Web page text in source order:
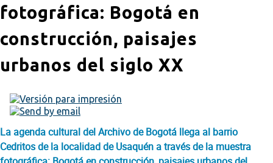
fotográfica: Bogotá en
construcción, paisajes
urbanos del siglo XX
La agenda cultural del Archivo de Bogotá llega al barrio
Cedritos de la localidad de Usaquén a través de la muestra